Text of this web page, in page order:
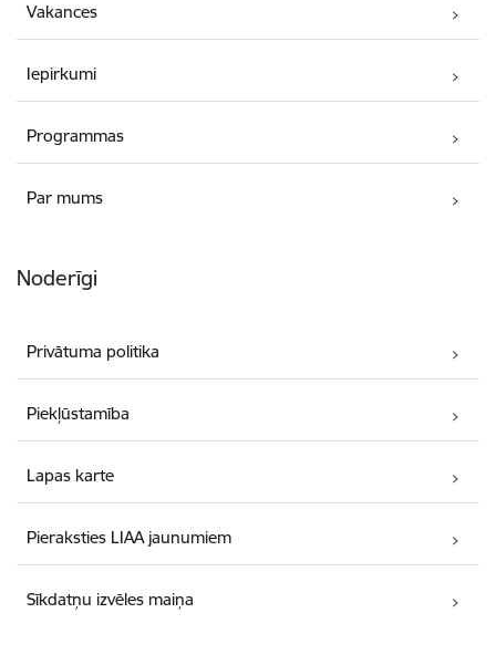
Vakances
Iepirkumi
Programmas
Par mums
Noderīgi
Privātuma politika
Piekļūstamība
Lapas karte
Pieraksties LIAA jaunumiem
Sīkdatņu izvēles maiņa